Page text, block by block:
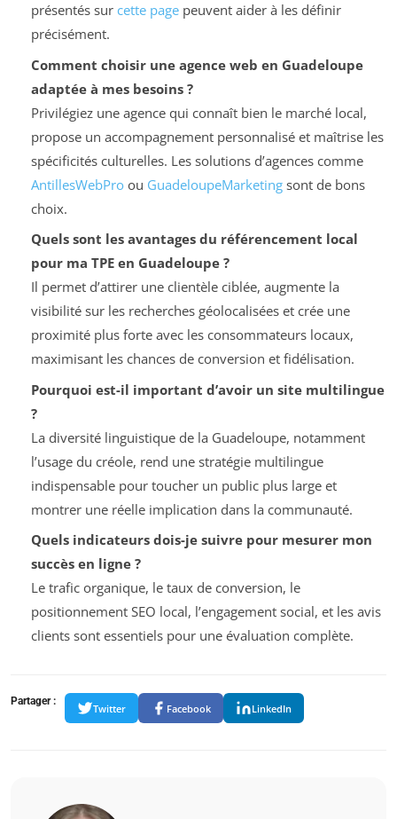
présentés sur cette pagepeuvent aider à les définir
précisément.
Comment choisir une agence web en Guadeloupe
adaptée à mes besoins ?
Privilégiez une agence qui connaît bien le marché local,
propose un accompagnement personnalisé et maîtrise les
spécificités culturelles. Les solutions d’agences comme
AntillesWebProou GuadeloupeMarketingsont de bons
choix.
Quels sont les avantages du référencement local
pour ma TPE en Guadeloupe ?
Il permet d’attirer une clientèle ciblée, augmente la
visibilité sur les recherches géolocalisées et crée une
proximité plus forte avec les consommateurs locaux,
maximisant les chances de conversion et fidélisation.
Pourquoi est-il important d’avoir un site multilingue
?
La diversité linguistique de la Guadeloupe, notamment
l’usage du créole, rend une stratégie multilingue
indispensable pour toucher un public plus large et
montrer une réelle implication dans la communauté.
Quels indicateurs dois-je suivre pour mesurer mon
succès en ligne ?
Le trafic organique, le taux de conversion, le
positionnement SEO local, l’engagement social, et les avis
clients sont essentiels pour une évaluation complète.
Partager :
Twitter Facebook LinkedIn